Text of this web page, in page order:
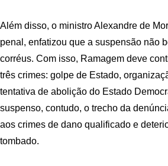
Além disso, o ministro Alexandre de
penal, enfatizou que a suspensão não
corréus. Com isso, Ramagem deve
três crimes: golpe de Estado,
tentativa de abolição do Estado
suspenso, contudo, o trecho da
aos crimes de dano qualificado e
tombado.